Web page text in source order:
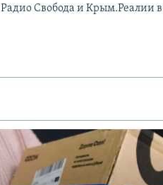
Радио Свобода и Крым.Реалии